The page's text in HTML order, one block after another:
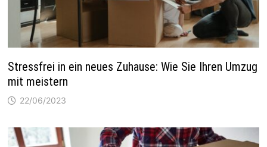
Stressfrei in ein neues Zuhause: Wie Sie Ihren Umzug
mit meistern
22/06/2023